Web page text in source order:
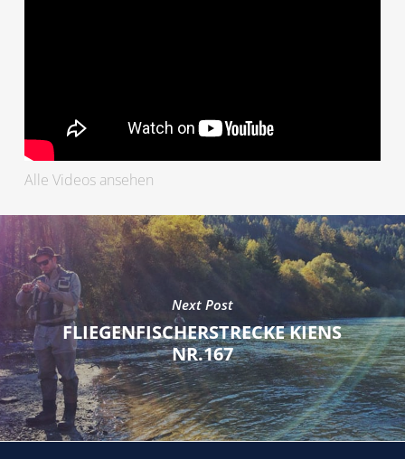
Alle Videos ansehen
Next Post
FLIEGENFISCHERSTRECKE KIENS
NR.167